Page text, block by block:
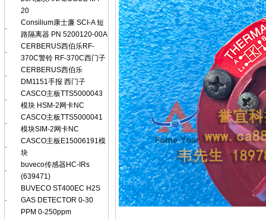
20
·
Consilium康士廉 SCI-A 短
路隔离器 PN 5200120-00A
·
CERBERUS西伯乐RF-
370C警铃 RF-370C西门子
·
CERBERUS西伯乐
DM1151手报 西门子
·
CASCO主板TTS5000043
模块 HSM-2网卡NC
·
CASCO主板TTS5000041
模块SIM-2网卡NC
·
CASCO主板E15006191模
块
·
buveco传感器HC-IRs
(639471)
·
BUVECO ST400EC H2S
GAS DETECTOR 0-30
PPM 0-250ppm